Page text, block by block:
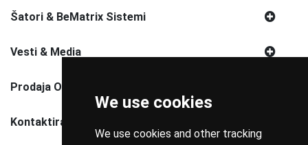
We use cookies
We use cookies and other tracking
Šatori & BeMatrix Sistemi
Vesti & Media
Prodaja Opreme
Kontaktirajte Nas